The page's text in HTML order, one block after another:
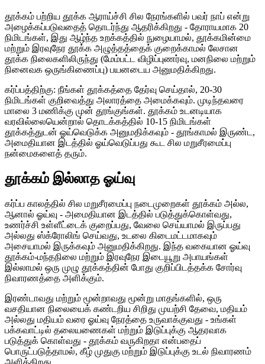
தூக்கம் பற்றிய தூக்க ஆராய்ச்சி சில நேரங்களில் பவர் நாப் என்று
அழைக்கப்படுவதைத் தொடர்ந்து ஆதரிக்கிறது - தோராயமாக 20
நிமிடங்கள், இது ஆழ்ந்த உறக்கத்தில் நுழையாமல், தூக்கமின்மை
மற்றும் இரவுநேர தூக்க அழுத்தத்தைக் குறைக்காமல் லேசான
தூக்க நிலைகளிலிருந்து (மேம்பட்ட விழிப்புணர்வு, மனநிலை மற்றும்
நினைவக ஒருங்கிணைப்பு) பயனடைய அனுமதிக்கிறது.
கர்ப்பத்திற்கு: நீங்கள் தூக்கத்தை தேர்வு செய்தால், 20-30
நிமிடங்கள் குறிவைத்து அலாரத்தை அமைக்கவும். முடிந்தவரை
மாலை 3 மணிக்கு முன் தூங்குங்கள். தூக்கம் உடனடியாக
வரவில்லையென்றால் தொடக்கத்தில் 10-15 நிமிடங்கள்
தூக்கத்துடன் ஓய்வெடுக்க அனுமதிக்கவும் - தூங்காமல் இருண்ட,
அமைதியான இடத்தில் ஓய்வெடுப்பது கூட சில மறுசீரமைப்பு
நன்மைகளைத் தரும்.
தூக்கம் இல்லாத ஓய்வு
கர்ப்ப காலத்தில் சில மறுசீரமைப்பு நடைமுறைகள் தூக்கம் அல்ல,
ஆனால் ஓய்வு - அமைதியான இடத்தில் படுத்துக்கொள்வது,
உணர்ச்சி உள்ளீட்டைக் குறைப்பது, வேலை செய்யாமல் இருப்பது
அல்லது ஸ்க்ரோலிங் செய்வது, உடலை கிடைமட்டமாகவும்
அசையாமல் இருக்கவும் அனுமதிக்கிறது. இந்த வகையான ஓய்வு
தூக்கம்-மந்தநிலை மற்றும் இரவுநேர இடையூறு அபாயங்கள்
இல்லாமல் ஒரு முழு தூக்கத்தின் போது குறிப்பிடத்தக்க சோர்வு
நிவாரணத்தை அளிக்கும்.
இரண்டாவது மற்றும் மூன்றாவது மூன்று மாதங்களில், ஒரு
வசதியான நிலையைக் கண்டறிய சிறிது முயற்சி தேவை, மதியம்
அல்லது மதியம் வரை ஓய்வு நேரத்தை உருவாக்குவது - உங்கள்
பக்கவாட்டில் தலையணைகள் மற்றும் இடுப்புக்கு ஆதரவாக
படுத்துக் கொள்வது - தூக்கம் வருகிறதா என்பதைப்
பொருட்படுத்தாமல், கீழ் முதுகு மற்றும் இடுப்புக்கு உடல் நிவாரணம்
அளிக்கிறது.